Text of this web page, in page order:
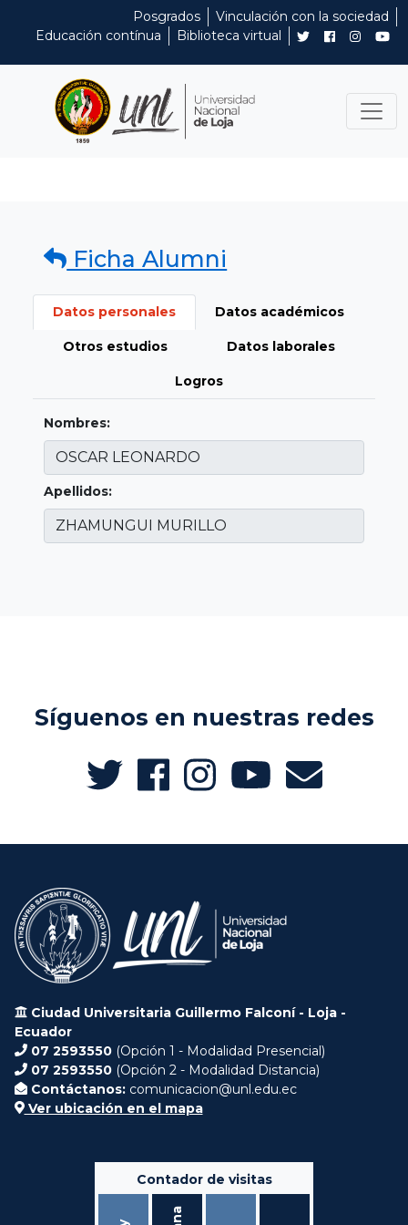
Posgrados
Vinculación con la sociedad
Educación contínua
Biblioteca virtual
Ficha Alumni
Datos personales Datos académicos
Otros estudios Datos laborales
Logros
Nombres:
Apellidos:
Síguenos en nuestras redes
Ciudad Universitaria Guillermo Falconí - Loja -
Ecuador
07 2593550 (Opción 1 - Modalidad Presencial)
07 2593550 (Opción 2 - Modalidad Distancia)
Contáctanos: comunicacion@unl.edu.ec
Ver ubicación en el mapa
Contador de visitas